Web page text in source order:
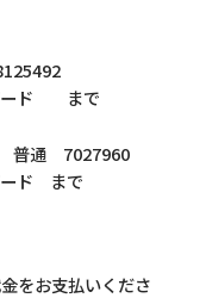
ード まで
普通 7027960
ード まで
をお支払いくださ